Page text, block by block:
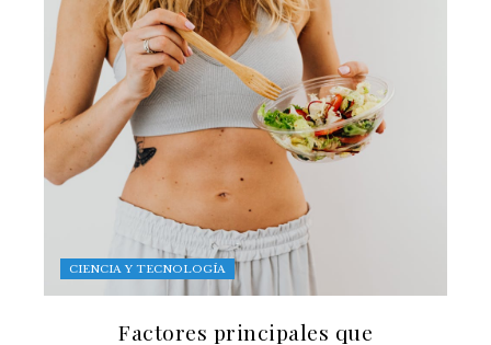
CIENCIA Y TECNOLOGÍA
Factores principales que